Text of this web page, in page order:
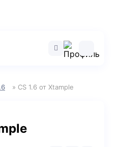
» CS 1.6 от Xtample